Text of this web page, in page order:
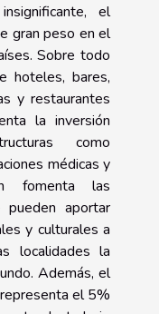
el
gran peso en el
Sobre todo
hoteles, bares,
y restaurantes
la inversión
como
médicas y
fomenta las
pueden aportar
y culturales a
localidades la
Además, el
el 5%